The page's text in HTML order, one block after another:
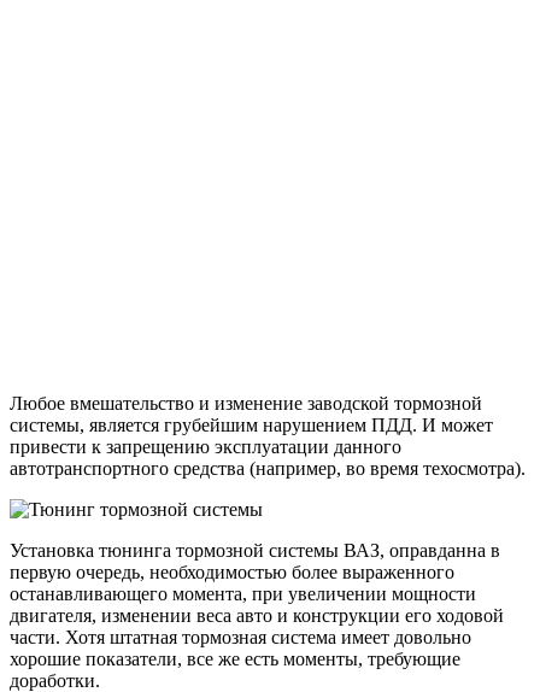
Любое вмешательство и изменение заводской тормозной
системы, является грубейшим нарушением ПДД. И может
привести к запрещению эксплуатации данного
автотранспортного средства (например, во время техосмотра).
Установка тюнинга тормозной системы ВАЗ, оправданна в
первую очередь, необходимостью более выраженного
останавливающего момента, при увеличении мощности
двигателя, изменении веса авто и конструкции его ходовой
части. Хотя штатная тормозная система имеет довольно
хорошие показатели, все же есть моменты, требующие
доработки.